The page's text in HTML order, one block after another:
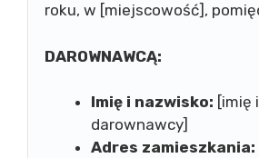
roku, w [miejscowość],
DAROWNAWCĄ:
Imię i nazwisko: [imię
darownawcy]
Adres zamieszkania: